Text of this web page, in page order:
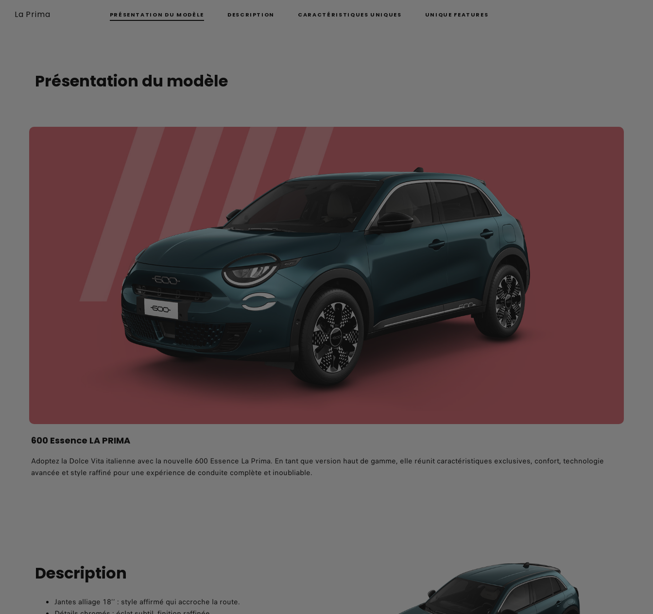
La Prima PRÉSENTATION DU MODÈLE DESCRIPTION CARACTÉRISTIQUES UNIQUES UNIQUE FEATURES
Présentation du modèle
600 Essence LA PRIMA
Adoptez la Dolce Vita italienne avec la nouvelle 600 Essence La Prima. En tant que version haut de gamme, elle réunit caractéristiques exclusives, confort, technologie
avancée et style raffiné pour une expérience de conduite complète et inoubliable.
Description
Jantes alliage 18’’ : style affirmé qui accroche la route.